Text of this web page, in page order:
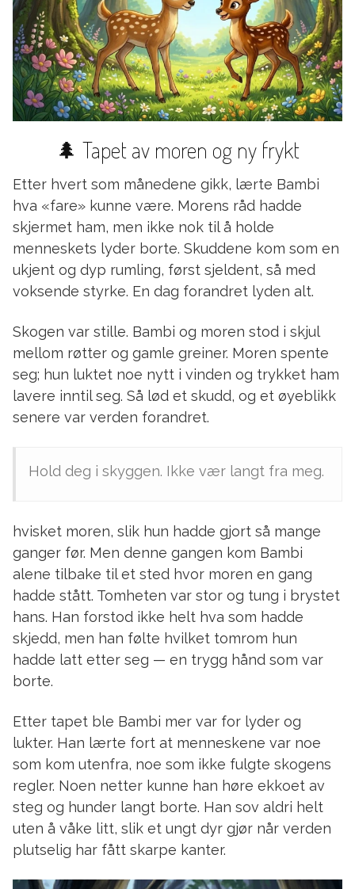
🌲 Tapet av moren og ny frykt
Etter hvert som månedene gikk, lærte Bambi
hva «fare» kunne være. Morens råd hadde
skjermet ham, men ikke nok til å holde
menneskets lyder borte. Skuddene kom som en
ukjent og dyp rumling, først sjeldent, så med
voksende styrke. En dag forandret lyden alt.
Skogen var stille. Bambi og moren stod i skjul
mellom røtter og gamle greiner. Moren spente
seg; hun luktet noe nytt i vinden og trykket ham
lavere inntil seg. Så lød et skudd, og et øyeblikk
senere var verden forandret.
Hold deg i skyggen. Ikke vær langt fra meg.
hvisket moren, slik hun hadde gjort så mange
ganger før. Men denne gangen kom Bambi
alene tilbake til et sted hvor moren en gang
hadde stått. Tomheten var stor og tung i brystet
hans. Han forstod ikke helt hva som hadde
skjedd, men han følte hvilket tomrom hun
hadde latt etter seg — en trygg hånd som var
borte.
Etter tapet ble Bambi mer var for lyder og
lukter. Han lærte fort at menneskene var noe
som kom utenfra, noe som ikke fulgte skogens
regler. Noen netter kunne han høre ekkoet av
steg og hunder langt borte. Han sov aldri helt
uten å våke litt, slik et ungt dyr gjør når verden
plutselig har fått skarpe kanter.